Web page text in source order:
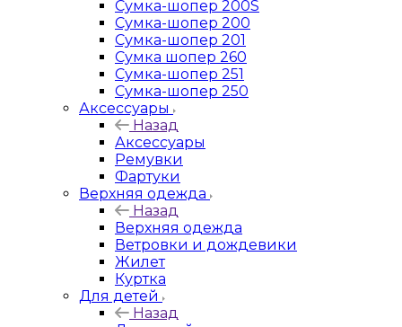
Сумка-шопер 200S
Сумка-шопер 200
Сумка-шопер 201
Сумка шопер 260
Сумка-шопер 251
Сумка-шопер 250
Аксессуары
Назад
Аксессуары
Ремувки
Фартуки
Верхняя одежда
Назад
Верхняя одежда
Ветровки и дождевики
Жилет
Куртка
Для детей
Назад